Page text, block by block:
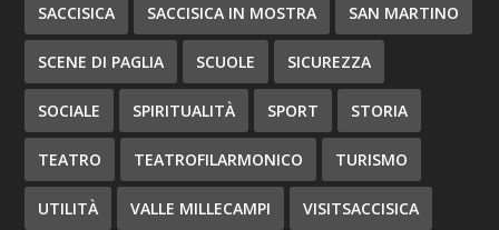
SACCISICA SACCISICA IN MOSTRA SAN MARTINO
SCENE DI PAGLIA SCUOLE SICUREZZA
SOCIALE SPIRITUALITÀ SPORT STORIA
TEATRO TEATROFILARMONICO TURISMO
UTILITÀ VALLE MILLECAMPI VISITSACCISICA